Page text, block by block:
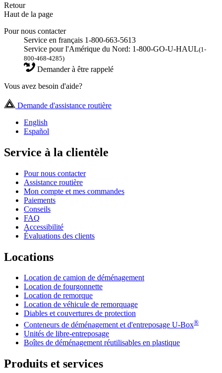
Retour
Haut de la page
Pour nous contacter
Service en français 1-800-663-5613
Service pour l'Amérique du Nord: 1-800-GO-U-HAUL(1-
800-468-4285)
Demander à être rappelé
Vous avez besoin d'aide?
Demande d'assistance routière
English
Español
Service à la clientèle
Pour nous contacter
Assistance routière
Mon compte et mes commandes
Paiements
Conseils
FAQ
Accessibilité
Évaluations des clients
Locations
Location de camion de déménagement
Location de fourgonnette
Location de remorque
Location de véhicule de remorquage
Diables et couvertures de protection
Conteneurs de déménagement et d'entreposage U-Box®
Unités de libre-entreposage
Boîtes de déménagement réutilisables en plastique
Produits et services